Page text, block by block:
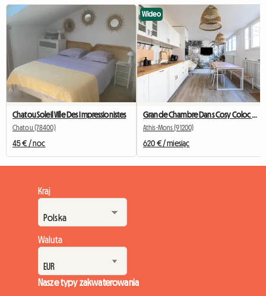
Chatou Soleil Ville Des Impressionistes
Chatou (78400)
45 € / noc
Wideo
Athis-Mons (91200)
620 € / miesiąc
Kraj
Waluta
Nasze typy zakwaterowania